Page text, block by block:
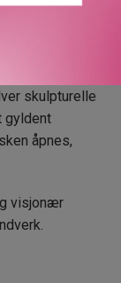
skulpturelle
gyldent
åpnes,
visjonær